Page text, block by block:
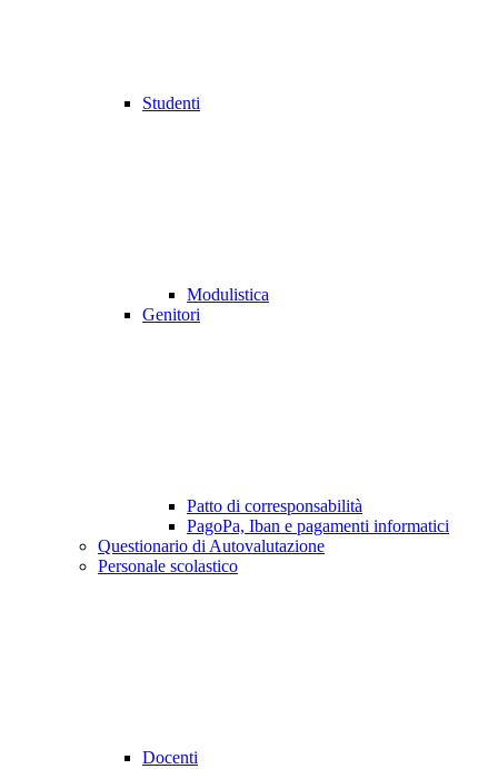
Studenti
Modulistica
Genitori
Patto di corresponsabilità
PagoPa, Iban e pagamenti informatici
Questionario di Autovalutazione
Personale scolastico
Docenti